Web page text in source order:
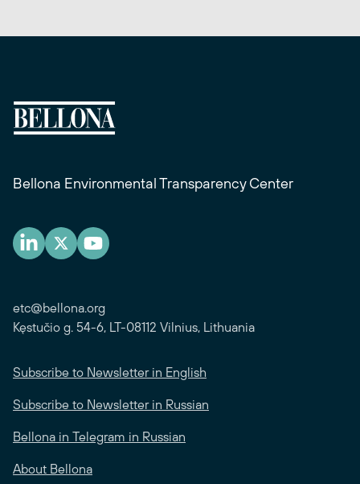
Bellona Environmental Transparency Center
etc@bellona.org
Kęstučio g. 54-6, LT-08112 Vilnius, Lithuania
Subscribe to Newsletter in English
Subscribe to Newsletter in Russian
Bellona in Telegram in Russian
About Bellona